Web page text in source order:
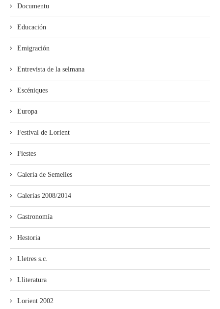
Documentu
Educación
Emigración
Entrevista de la selmana
Escéniques
Europa
Festival de Lorient
Fiestes
Galería de Semelles
Galerías 2008/2014
Gastronomía
Hestoria
Lletres s.c.
Lliteratura
Lorient 2002